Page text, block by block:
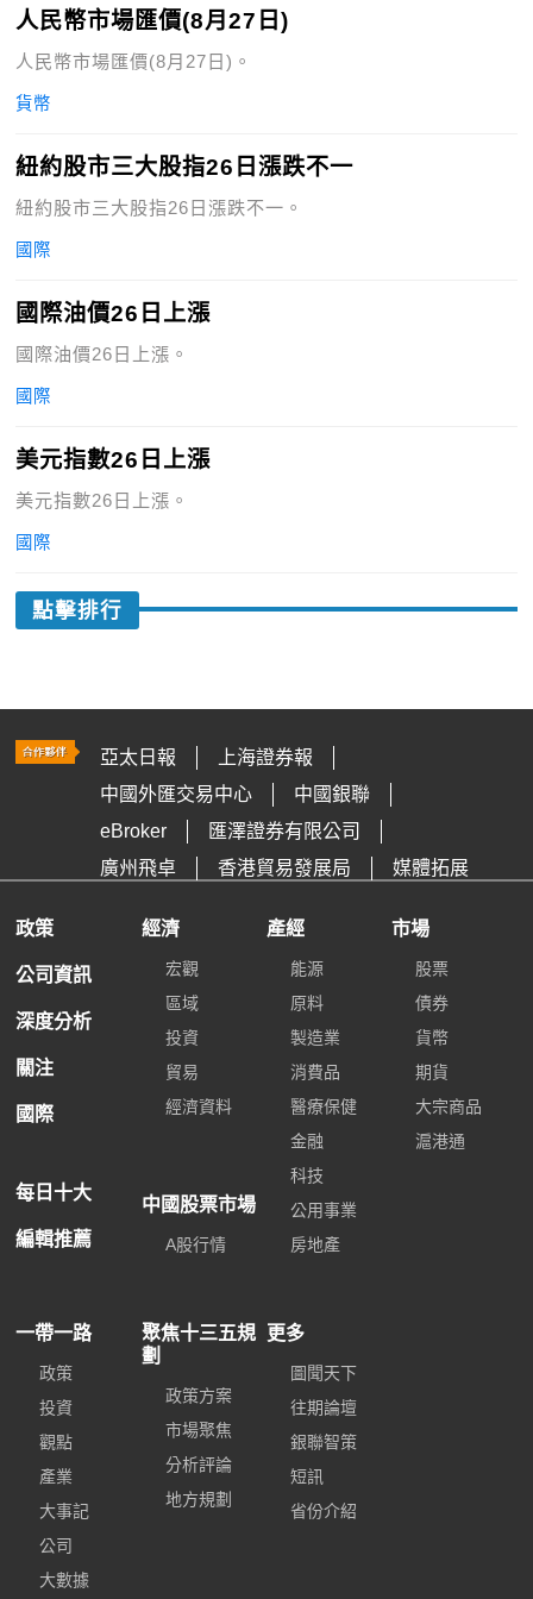
人民幣市場匯價(8月27日)
人民幣市場匯價(8月27日)。
貨幣
紐約股市三大股指26日漲跌不一
紐約股市三大股指26日漲跌不一。
國際
國際油價26日上漲
國際油價26日上漲。
國際
美元指數26日上漲
美元指數26日上漲。
國際
點擊排行
亞太日報
上海證券報
中國外匯交易中心
中國銀聯
eBroker
匯澤證券有限公司
廣州飛卓
香港貿易發展局 媒體拓展
政策
公司資訊
深度分析
關注
國際
每日十大
編輯推薦
經濟
宏觀
區域
投資
貿易
經濟資料
中國股票市場
A股行情
產經
能源
原料
製造業
消費品
醫療保健
金融
科技
公用事業
房地產
市場
股票
債券
貨幣
期貨
大宗商品
滬港通
一帶一路
政策
投資
觀點
產業
大事記
公司
大數據
聚焦十三五規
劃
政策方案
市場聚焦
分析評論
地方規劃
更多
圖聞天下
往期論壇
銀聯智策
短訊
省份介紹